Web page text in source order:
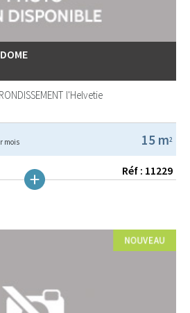
l'Helvetie
15 m2
mois
Réf : 11229